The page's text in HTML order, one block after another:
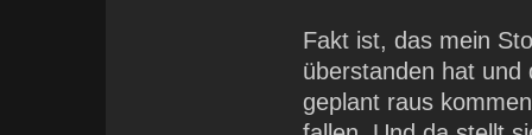
Fakt ist, das mein
überstanden hat und
geplant raus